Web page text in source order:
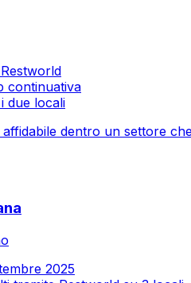
continuativa
due locali
dentro un settore
2025